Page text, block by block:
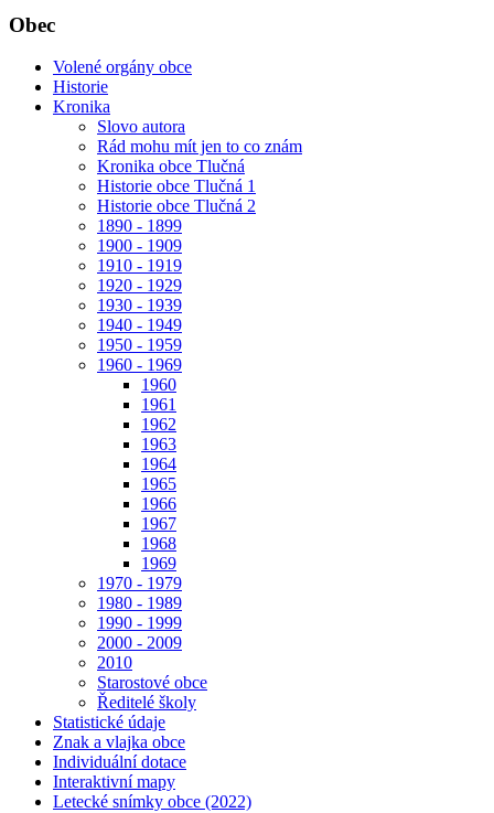
Obec
Volené orgány obce
Historie
Kronika
Slovo autora
Rád mohu mít jen to co znám
Kronika obce Tlučná
Historie obce Tlučná 1
Historie obce Tlučná 2
1890 - 1899
1900 - 1909
1910 - 1919
1920 - 1929
1930 - 1939
1940 - 1949
1950 - 1959
1960 - 1969
1960
1961
1962
1963
1964
1965
1966
1967
1968
1969
1970 - 1979
1980 - 1989
1990 - 1999
2000 - 2009
2010
Starostové obce
Ředitelé školy
Statistické údaje
Znak a vlajka obce
Individuální dotace
Interaktivní mapy
Letecké snímky obce (2022)